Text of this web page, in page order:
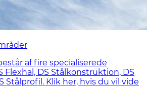
af fire specialiserede
Flexhal, DS Stålkonstruktion, DS
Stålprofil. Klik her, hvis du vil vide